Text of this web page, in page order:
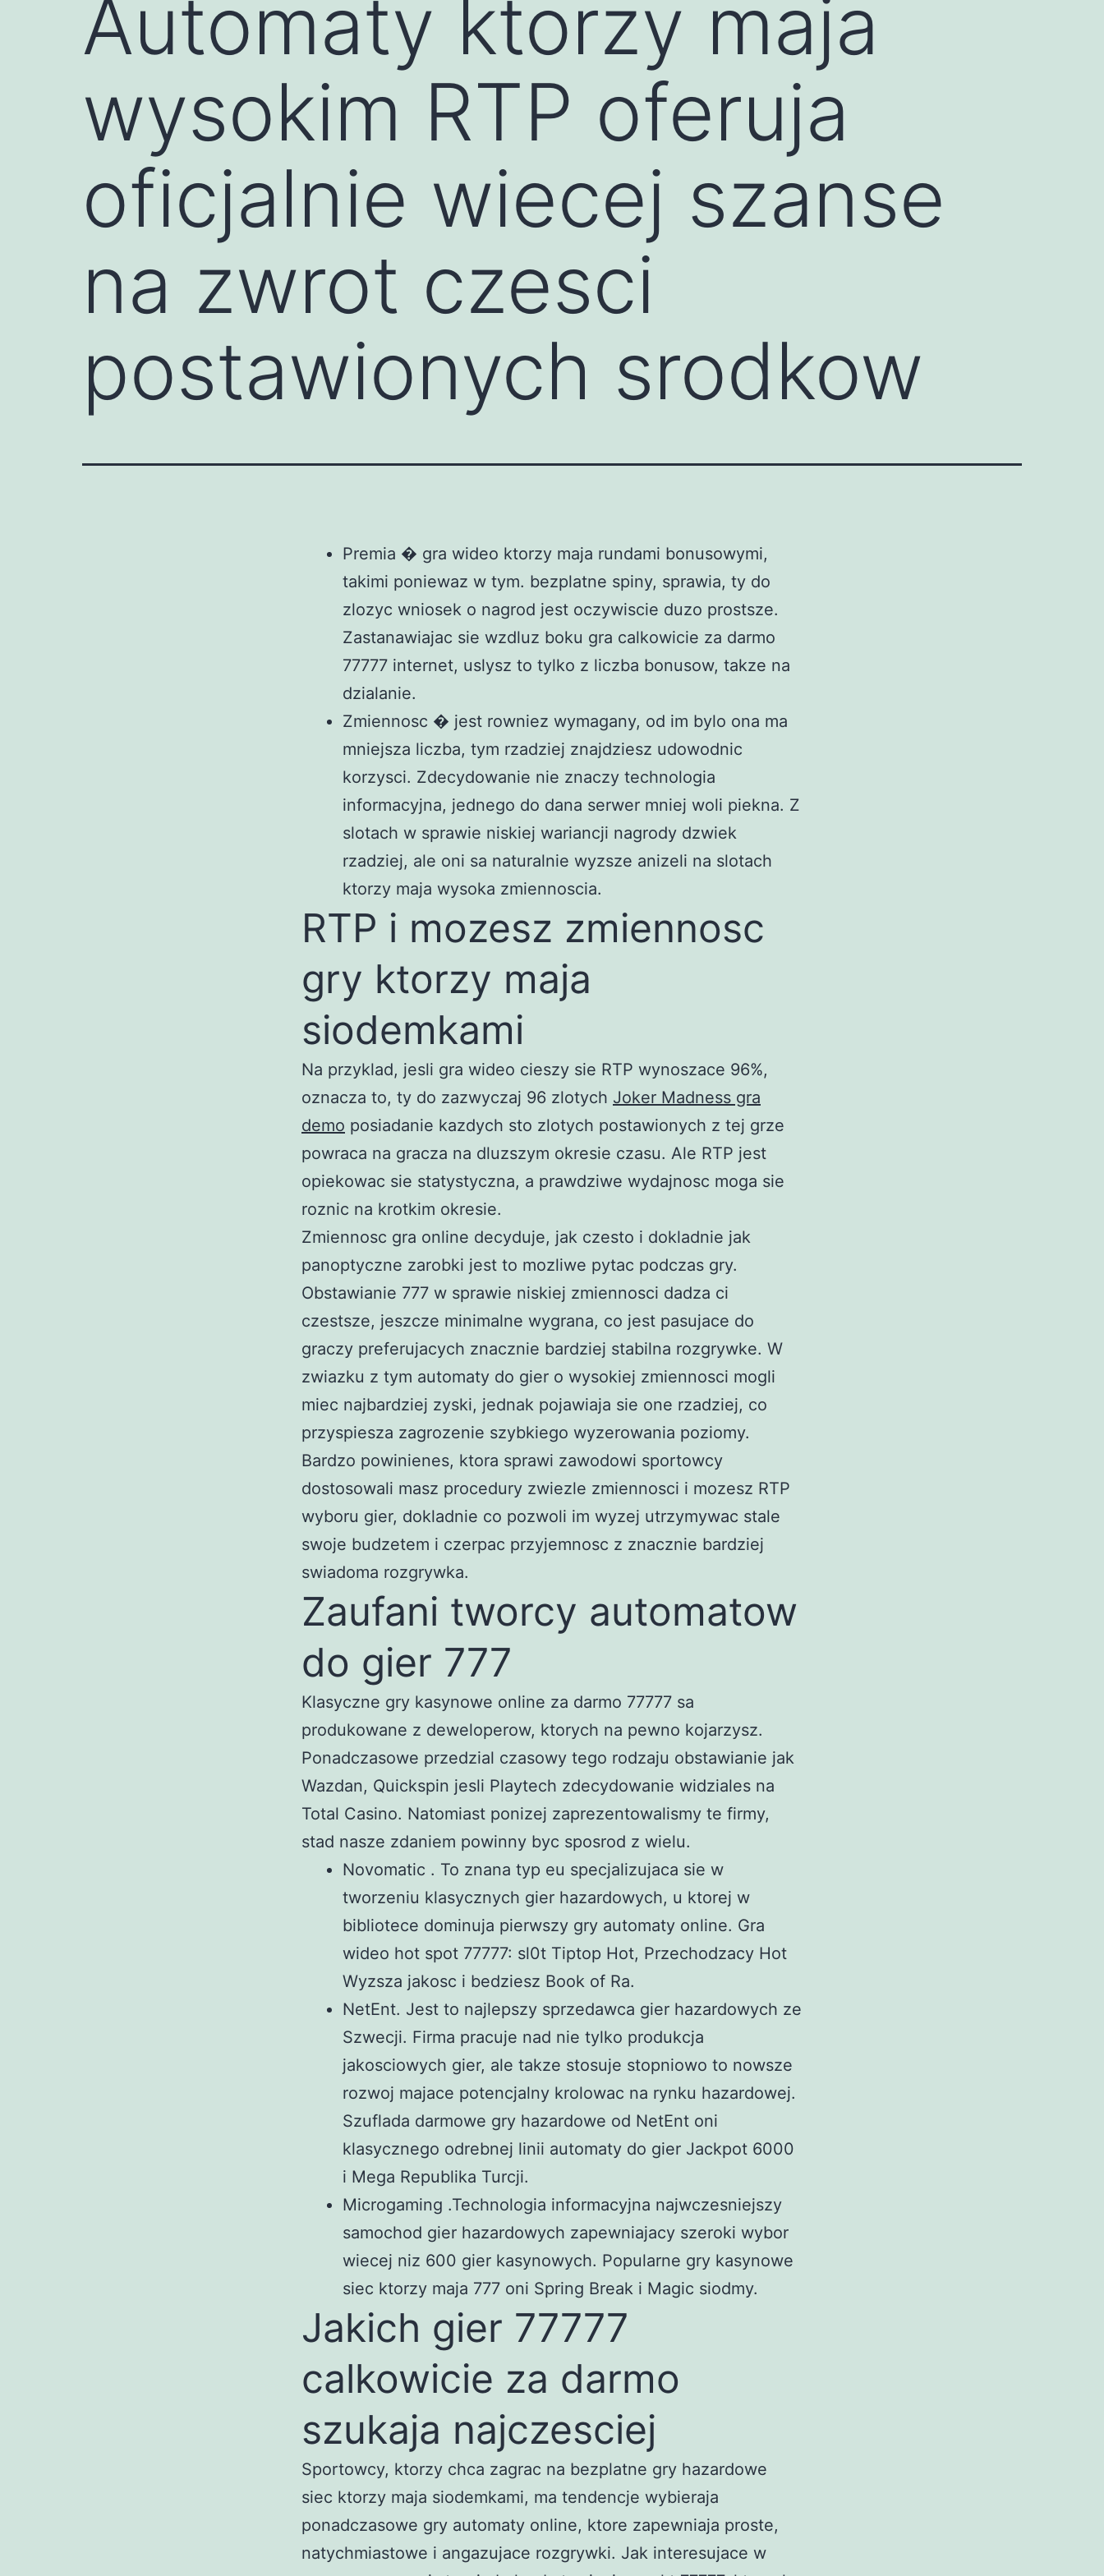
Automaty ktorzy maja
wysokim RTP oferuja
oficjalnie wiecej szanse
na zwrot czesci
postawionych srodkow
Premia � gra wideo ktorzy maja rundami bonusowymi,
takimi poniewaz w tym. bezplatne spiny, sprawia, ty do
zlozyc wniosek o nagrod jest oczywiscie duzo prostsze.
Zastanawiajac sie wzdluz boku gra calkowicie za darmo
77777 internet, uslysz to tylko z liczba bonusow, takze na
dzialanie.
Zmiennosc � jest rowniez wymagany, od im bylo ona ma
mniejsza liczba, tym rzadziej znajdziesz udowodnic
korzysci. Zdecydowanie nie znaczy technologia
informacyjna, jednego do dana serwer mniej woli piekna. Z
slotach w sprawie niskiej wariancji nagrody dzwiek
rzadziej, ale oni sa naturalnie wyzsze anizeli na slotach
ktorzy maja wysoka zmiennoscia.
RTP i mozesz zmiennosc
gry ktorzy maja
siodemkami
Na przyklad, jesli gra wideo cieszy sie RTP wynoszace 96%,
oznacza to, ty do zazwyczaj 96 zlotych Joker Madness gra
demo posiadanie kazdych sto zlotych postawionych z tej grze
powraca na gracza na dluzszym okresie czasu. Ale RTP jest
opiekowac sie statystyczna, a prawdziwe wydajnosc moga sie
roznic na krotkim okresie.
Zmiennosc gra online decyduje, jak czesto i dokladnie jak
panoptyczne zarobki jest to mozliwe pytac podczas gry.
Obstawianie 777 w sprawie niskiej zmiennosci dadza ci
czestsze, jeszcze minimalne wygrana, co jest pasujace do
graczy preferujacych znacznie bardziej stabilna rozgrywke. W
zwiazku z tym automaty do gier o wysokiej zmiennosci mogli
miec najbardziej zyski, jednak pojawiaja sie one rzadziej, co
przyspiesza zagrozenie szybkiego wyzerowania poziomy.
Bardzo powinienes, ktora sprawi zawodowi sportowcy
dostosowali masz procedury zwiezle zmiennosci i mozesz RTP
wyboru gier, dokladnie co pozwoli im wyzej utrzymywac stale
swoje budzetem i czerpac przyjemnosc z znacznie bardziej
swiadoma rozgrywka.
Zaufani tworcy automatow
do gier 777
Klasyczne gry kasynowe online za darmo 77777 sa
produkowane z deweloperow, ktorych na pewno kojarzysz.
Ponadczasowe przedzial czasowy tego rodzaju obstawianie jak
Wazdan, Quickspin jesli Playtech zdecydowanie widziales na
Total Casino. Natomiast ponizej zaprezentowalismy te firmy,
stad nasze zdaniem powinny byc sposrod z wielu.
Novomatic . To znana typ eu specjalizujaca sie w
tworzeniu klasycznych gier hazardowych, u ktorej w
bibliotece dominuja pierwszy gry automaty online. Gra
wideo hot spot 77777: sl0t Tiptop Hot, Przechodzacy Hot
Wyzsza jakosc i bedziesz Book of Ra.
NetEnt. Jest to najlepszy sprzedawca gier hazardowych ze
Szwecji. Firma pracuje nad nie tylko produkcja
jakosciowych gier, ale takze stosuje stopniowo to nowsze
rozwoj majace potencjalny krolowac na rynku hazardowej.
Szuflada darmowe gry hazardowe od NetEnt oni
klasycznego odrebnej linii automaty do gier Jackpot 6000
i Mega Republika Turcji.
Microgaming .Technologia informacyjna najwczesniejszy
samochod gier hazardowych zapewniajacy szeroki wybor
wiecej niz 600 gier kasynowych. Popularne gry kasynowe
siec ktorzy maja 777 oni Spring Break i Magic siodmy.
Jakich gier 77777
calkowicie za darmo
szukaja najczesciej
Sportowcy, ktorzy chca zagrac na bezplatne gry hazardowe
siec ktorzy maja siodemkami, ma tendencje wybieraja
ponadczasowe gry automaty online, ktore zapewniaja proste,
natychmiastowe i angazujace rozgrywki. Jak interesujace w